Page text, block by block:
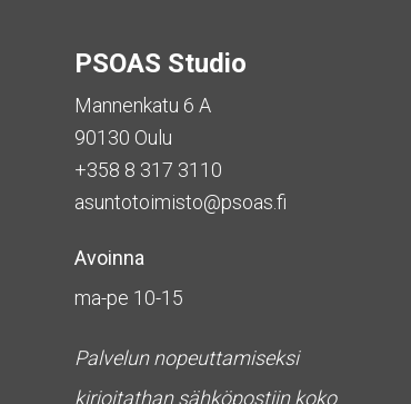
PSOAS Studio
Mannenkatu 6 A
90130 Oulu
+358 8 317 3110
asuntotoimisto@psoas.fi
Avoinna
ma-pe 10-15
Palvelun nopeuttamiseksi
kirjoitathan sähköpostiin koko